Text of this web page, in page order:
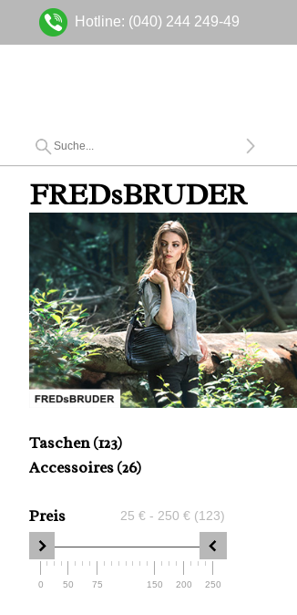
Hotline: (040) 244 249-49
FREDsBRUDER
taschen(123)
accessoires(26)
Preis 25 € - 250 € (123)
0 50 75 150 200 250